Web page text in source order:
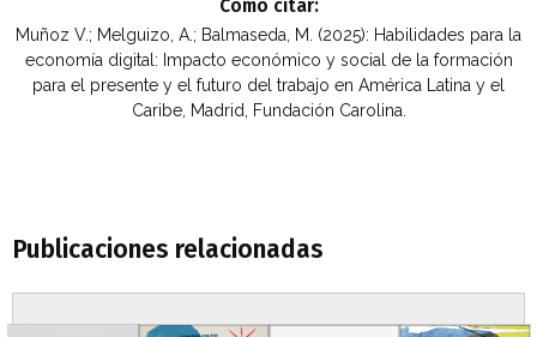
Cómo citar:
Muñoz V.; Melguizo, A.; Balmaseda, M. (2025): Habilidades para la
economía digital: Impacto económico y social de la formación
para el presente y el futuro del trabajo en América Latina y el
Caribe, Madrid, Fundación Carolina.
Publicaciones relacionadas